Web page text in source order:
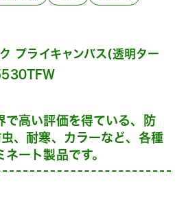
プライキャンバス(透明ター
で高い評価を得ている、防
、耐寒、カラーなど、各種
ート製品です。